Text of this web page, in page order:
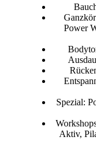
Power
Spezial:
Aktiv,